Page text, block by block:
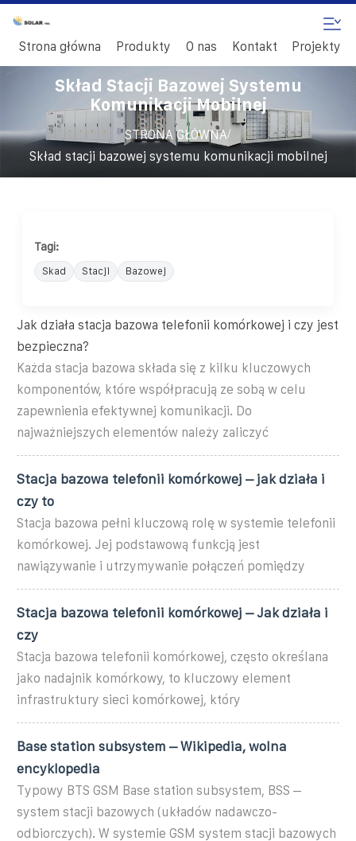
Strona główna Produkty O nas Kontakt Projekty
Skład Stacji Bazowej Systemu
Komunikacji Mobilnej
STRONA GŁÓWNA/
Skład stacji bazowej systemu komunikacji mobilnej
Tagi:
Skad Stacji Bazowej
Jak działa stacja bazowa telefonii komórkowej i czy jest
bezpieczna?
Każda stacja bazowa składa się z kilku kluczowych
komponentów, które współpracują ze sobą w celu
zapewnienia efektywnej komunikacji. Do
najważniejszych elementów należy zaliczyć
Stacja bazowa telefonii komórkowej – jak działa i
czy to
Stacja bazowa pełni kluczową rolę w systemie telefonii
komórkowej. Jej podstawową funkcją jest
nawiązywanie i utrzymywanie połączeń pomiędzy
Stacja bazowa telefonii komórkowej – Jak działa i
czy
Stacja bazowa telefonii komórkowej, często określana
jako nadajnik komórkowy, to kluczowy element
infrastruktury sieci komórkowej, który
Base station subsystem – Wikipedia, wolna
encyklopedia
Typowy BTS GSM Base station subsystem, BSS –
system stacji bazowych (układów nadawczo-
odbiorczych). W systemie GSM system stacji bazowych